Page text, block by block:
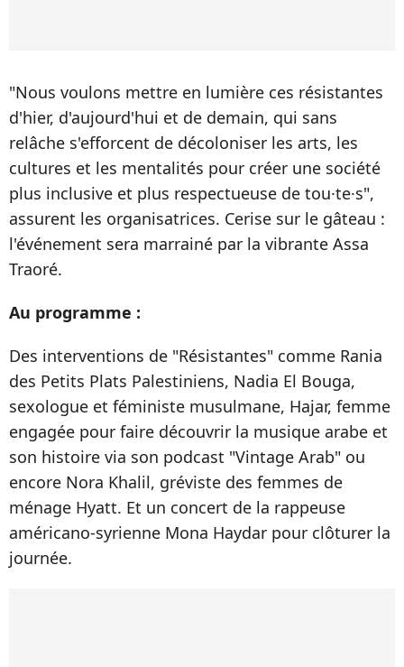
"Nous voulons mettre en lumière ces résistantes
d'hier, d'aujourd'hui et de demain, qui sans
relâche s'efforcent de décoloniser les arts, les
cultures et les mentalités pour créer une société
plus inclusive et plus respectueuse de tou·te·s",
assurent les organisatrices. Cerise sur le gâteau :
l'événement sera marrainé par la vibrante Assa
Traoré.
Au programme :
Des interventions de "Résistantes" comme Rania
des Petits Plats Palestiniens, Nadia El Bouga,
sexologue et féministe musulmane, Hajar, femme
engagée pour faire découvrir la musique arabe et
son histoire via son podcast "Vintage Arab" ou
encore Nora Khalil, gréviste des femmes de
ménage Hyatt. Et un concert de la rappeuse
américano-syrienne Mona Haydar pour clôturer la
journée.